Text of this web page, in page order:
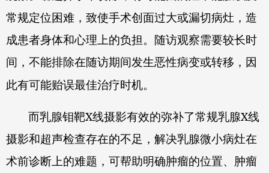
常规定位困难，致使手术创面过大或漏切病灶，造
成患者身体和心理上的负担。随访观察需要较长时
间，不能排除在随访期间发生恶性病变或转移，因
此有可能贻误最佳治疗时机。
而乳腺钼靶X线摄影有效的弥补了常规乳腺X线
摄影和超声检查存在的不足，解决乳腺微小病灶在
术前诊断上的难题，可帮助明确肿瘤的位置、肿瘤